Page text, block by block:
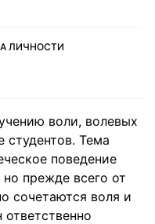
ЛИЧНОСТИ
воли, волевых
студентов. Тема
поведение
прежде всего от
сочетаются воля и